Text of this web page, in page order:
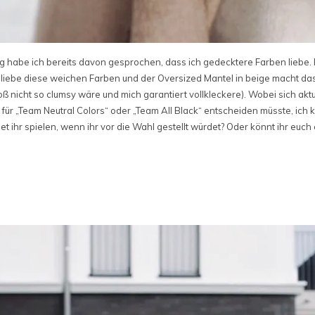
habe ich bereits davon gesprochen, dass ich gedecktere Farben
diese weichen Farben und der Oversized Mantel in beige macht
nicht so clumsy wäre und mich garantiert vollkleckere). Wobei sich
„Team Neutral Colors“ oder „Team All Black“ entscheiden müsste,
ihr spielen, wenn ihr vor die Wahl gestellt würdet? Oder könnt ihr